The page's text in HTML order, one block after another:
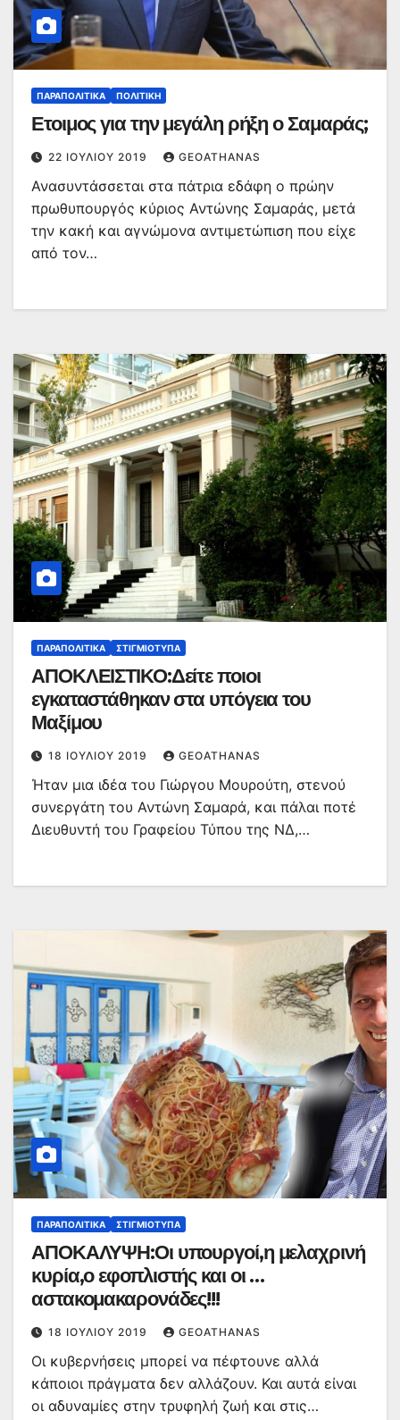
ΠΑΡΑΠΟΛΙΤΙΚΆ ΠΟΛΙΤΙΚΉ
Ετοιμος για την μεγάλη ρήξη ο Σαμαράς;
22 ΙΟΥΛΊΟΥ 2019 GEOATHANAS
Ανασυντάσσεται στα πάτρια εδάφη ο πρώην
πρωθυπουργός κύριος Αντώνης Σαμαράς, μετά
την κακή και αγνώμονα αντιμετώπιση που είχε
από τον…
ΠΑΡΑΠΟΛΙΤΙΚΆ ΣΤΙΓΜΙΌΤΥΠΑ
ΑΠΟΚΛΕΙΣΤΙΚΟ:Δείτε ποιοι
εγκαταστάθηκαν στα υπόγεια του
Μαξίμου
18 ΙΟΥΛΊΟΥ 2019 GEOATHANAS
Ήταν μια ιδέα του Γιώργου Μουρούτη, στενού
συνεργάτη του Αντώνη Σαμαρά, και πάλαι ποτέ
Διευθυντή του Γραφείου Τύπου της ΝΔ,…
ΠΑΡΑΠΟΛΙΤΙΚΆ ΣΤΙΓΜΙΌΤΥΠΑ
ΑΠΟΚΑΛΥΨΗ:Οι υπουργοί,η μελαχρινή
κυρία,ο εφοπλιστής και οι …
αστακομακαρονάδες!!!
18 ΙΟΥΛΊΟΥ 2019 GEOATHANAS
Οι κυβερνήσεις μπορεί να πέφτουνε αλλά
κάποιοι πράγματα δεν αλλάζουν. Και αυτά είναι
οι αδυναμίες στην τρυφηλή ζωή και στις…